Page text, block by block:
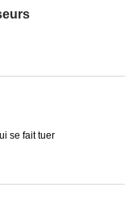
se fait tuer